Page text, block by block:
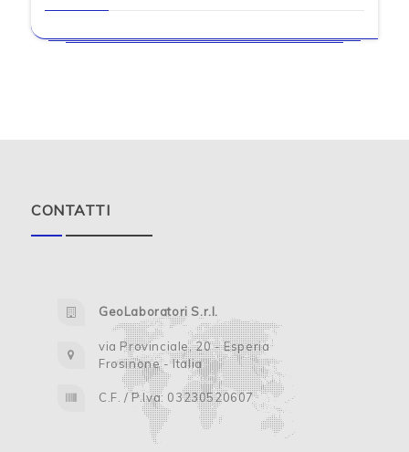
CONTATTI
GeoLaboratori S.r.l.
via Provinciale, 20 - Esperia
Frosinone - Italia
C.F. / P.Iva: 03230520607